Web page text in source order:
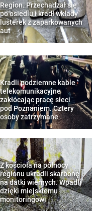
Region. Przechadzał się
po osiedlu i kradł wkłady
lusterek z zaparkowanych
aut
Kradli podziemne kable
telekomunikacyjne
zakłócając pracę sieci
pod Poznaniem. Cztery
osoby zatrzymane
Z kościoła na północy
regionu ukradli skarbonę
na datki wiernych. Wpadli
dzięki miejskiemu
monitoringowi